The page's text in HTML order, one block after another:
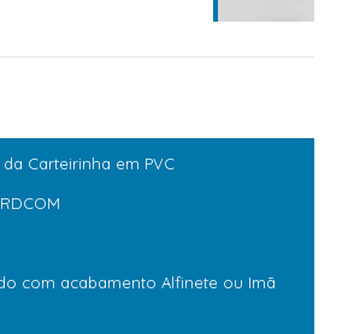
Carteirinha em PVC
com acabamento Alfinete ou Imã